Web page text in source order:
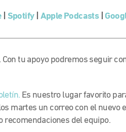
| Spotify| Apple Podcasts|
. Con tu apoyo podremos seguir
Es nuestro lugar favorito
martes un correo con el nuevo
recomendaciones del equipo.